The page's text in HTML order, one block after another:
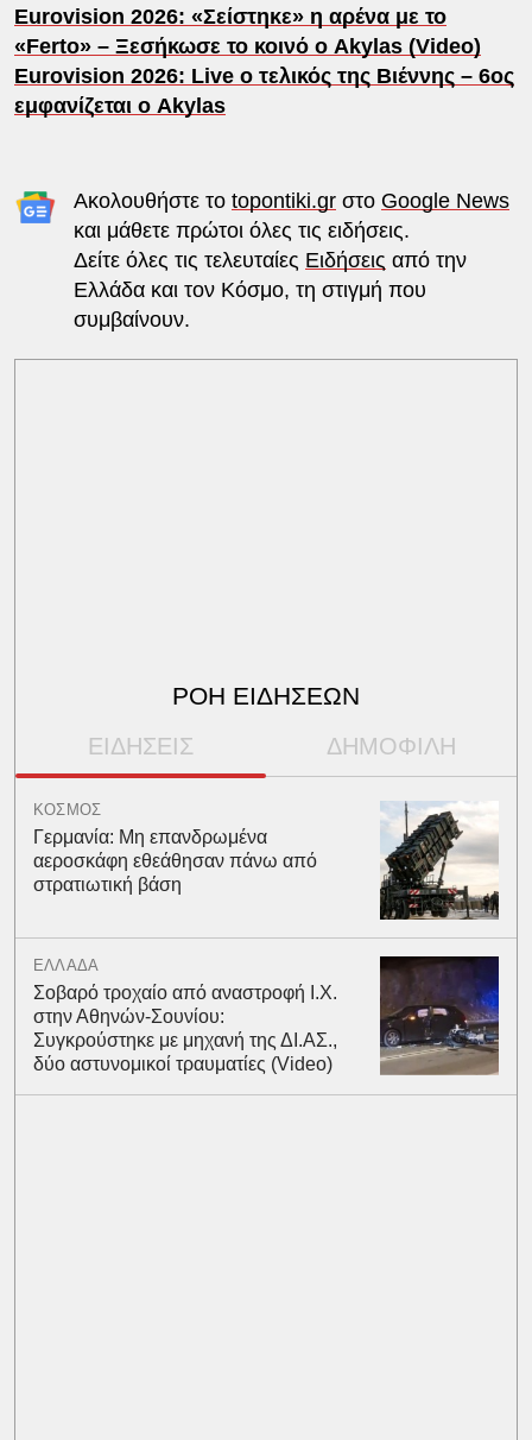
Eurovision 2026: «Σείστηκε» η αρένα με το
«Ferto» – Ξεσήκωσε το κοινό ο Akylas (Video)
Eurovision 2026: Live ο τελικός της Βιέννης – 6ος
εμφανίζεται ο Akylas
Ακολουθήστε το topontiki.grστο Google News
και μάθετε πρώτοι όλες τις ειδήσεις.
Δείτε όλες τις τελευταίες Ειδήσεις από την
Ελλάδα και τον Κόσμο, τη στιγμή που
συμβαίνουν.
ΡΟΗ ΕΙΔΗΣΕΩΝ
ΕΙΔΗΣΕΙΣ ΔΗΜΟΦΙΛΗ
ΚΟΣΜΟΣ
Γερμανία: Μη επανδρωμένα
αεροσκάφη εθεάθησαν πάνω από
στρατιωτική βάση
ΕΛΛΑΔΑ
Σοβαρό τροχαίο από αναστροφή Ι.Χ.
στην Αθηνών-Σουνίου:
Συγκρούστηκε με μηχανή της ΔΙ.ΑΣ.,
δύο αστυνομικοί τραυματίες (Video)